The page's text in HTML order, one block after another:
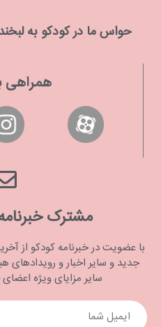
حواس ما در كودكو به
همراهی
مشترک
با عضویت در خبرنامه کودکو از
جدید و سایر اخبار و رویدادهای
سایر مزایای ویژه